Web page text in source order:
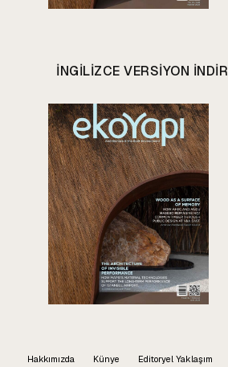
INGILIZCE VERSIYON INDIR
Hakkımızda Künye Editoryel Yaklaşım